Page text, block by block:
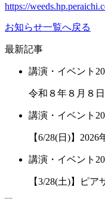
https://
お知らせ一覧へ戻る
最新記事
講演・イベント
令和８年８月８
講演・イベント
【6/28(日)】
講演・イベント
【3/28(土)】ピ